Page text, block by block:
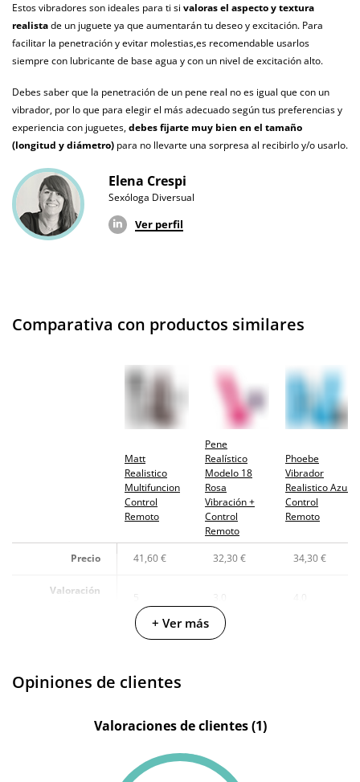
Controles Mando a distancia
Baterias Cargador USB
incluidas
Producto
vegano
No testado en
animales
Envío discreto
¿Cuándo lo
El lunes 10 de agosto (fecha estimada)
Estos vibradores son ideales para ti si valoras el aspecto y textura
realistade un juguete ya que aumentarán tu deseo y excitación. Para
facilitar la penetración y evitar molestias,es recomendable usarlos
siempre con lubricante de base agua y con un nivel de excitación alto.
Debes saber que la penetración de un pene real no es igual que con un
vibrador, por lo que para elegir el más adecuado según tus preferencias y
experiencia con juguetes,debes fijarte muy bien en el tamaño
(longitud y diámetro) para no llevarte una sorpresa al recibirlo y/o usarlo.
Elena Crespi
Sexóloga Diversual
Ver perfil
Comparativa con productos similares
Matt
Realistico
Multifuncion
Control
Remoto
Pene
Realístico
Modelo 18
Rosa
Vibración +
Control
Remoto
Phoebe
Vibrador
Realistico Azul
Control
Remoto
Precio 41,60 € 32,30 € 34,30 €
Valoración
Intense Silexd
Longitud
+ Ver más
Opiniones de clientes
Valoraciones de clientes (1)